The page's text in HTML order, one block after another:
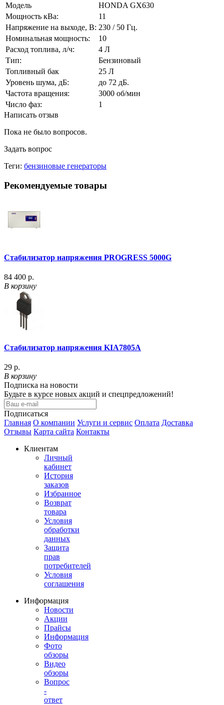
Модель
HONDA GX630
Мощность кВа:
11
Напряжение на выходе, В: 230 / 50 Гц.
Номинальная мощность:
10
Расход топлива, л/ч:
4 Л
Тип:
Бензиновый
Топливный бак
25 Л
Уровень шума, дБ:
до 72 дБ.
Частота вращения:
3000 об/мин
Число фаз:
1
Написать отзыв
Пока не было вопросов.
Задать вопрос
Теги: бензиновые генераторы
Рекомендуемые товары
Стабилизатор напряжения PROGRESS 5000G
84 400 р.
В корзину
Стабилизатор напряжения KIA7805A
29 р.
В корзину
Подписка на новости
Будьте в курсе новых акций и спецпредложений!
Подписаться
Главная О компании Услуги и сервис Оплата Доставка
Отзывы Карта сайта Контакты
Клиентам
Личный
кабинет
История
заказов
Избранное
Возврат
товара
Условия
обработки
данных
Защита
прав
потребителей
Условия
соглашения
Информация
Новости
Акции
Прайсы
Информация
Фото
обзоры
Видео
обзоры
Вопрос
-
ответ